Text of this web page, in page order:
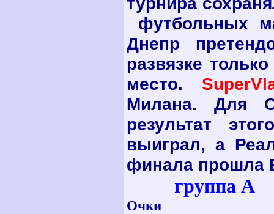
футбольных
Днепр
развязке
место. S
Милана. Для
результат
выиграл, а
финала прошла
группа А
Очки